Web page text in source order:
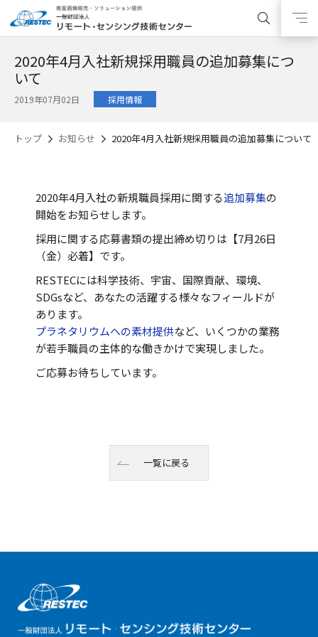
2020年4月入社新規採用職員の追加募集につ
いて
2019年07月02日 採用情報
トップ お知らせ 2020年4月入社新規採用職員の追加募集について
2020年4月入社の新規職員採用に関する追加募集の
開始をお知らせします。
採用に関する応募書類の提出締め切りは【7月26日
（金）必着】です。
RESTECには科学技術、宇宙、国際貢献、環境、
SDGsなど、あなたの活躍する様々なフィールドが
あります。
プラネタリウムへの素材提供など、いくつかの業務
が若手職員の主体的な働きかけで実現しました。
ご応募お待ちしています。
一覧に戻る